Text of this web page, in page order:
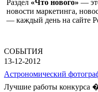
Раздел «Что нового» —
новости маркетинга,
— каждый день на сайте
СОБЫТИЯ
13-12-2012
Астрономический
Лучшие работы конкурса